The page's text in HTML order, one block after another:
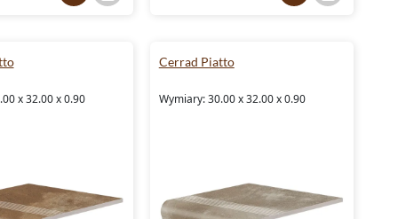
sprawdza się zarówno w nowoczesnych, jak i klasycznych
wnętrzach, oferując szerokie możliwości aranżacyjne.
Wykorzystanie płytek tej serii pozwala na stworzenie wnętrz,
Uniwersalność kamienia dekoracyjnego Cerrad -
New Design
x 32.00 x 0.90
Cerrad Piatto
Wymiary: 30.00 x 32.00 x 0.90